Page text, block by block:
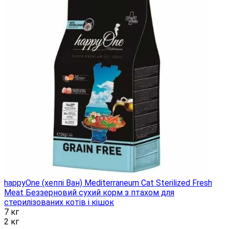
happyOne (хеппі Ван) Mediterraneum Cat Sterilized Fresh
Meat Беззерновий сухий корм з птахом для
стерилізованих котів і кішок
7 кг
2 кг